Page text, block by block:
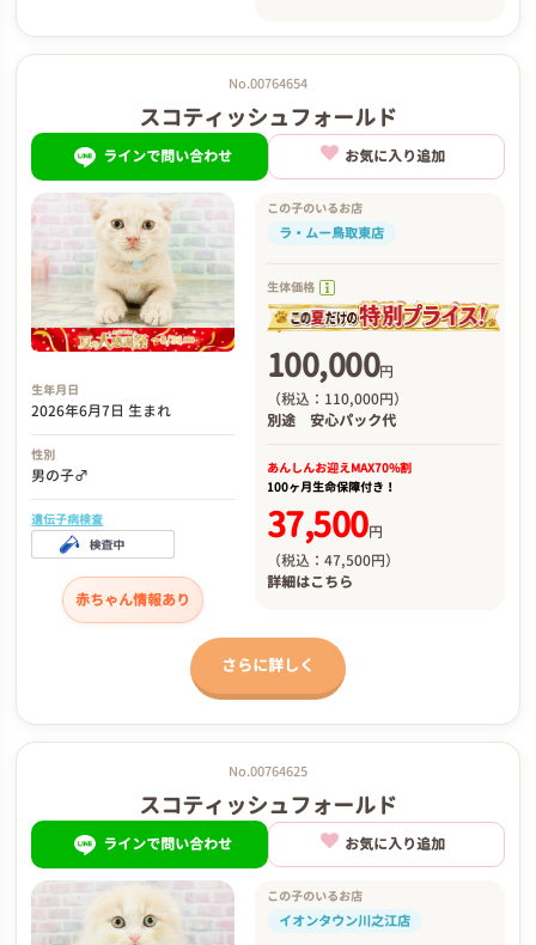
No.00764654
スコティッシュフォールド
ラインで問い合わせ お気に入り追加
生年月日
2026年6月7日 生まれ
性別
男の子♂
遺伝子病検査
赤ちゃん情報あり
この子のいるお店
ラ・ムー鳥取東店
生体価格
100,000円
（税込：110,000円）
別途 安心パック代
あんしんお迎えMAX70%割
100ヶ月生命保障付き！
37,500円
（税込：47,500円）
詳細はこちら
さらに詳しく
No.00764625
スコティッシュフォールド
ラインで問い合わせ お気に入り追加
この子のいるお店
イオンタウン川之江店